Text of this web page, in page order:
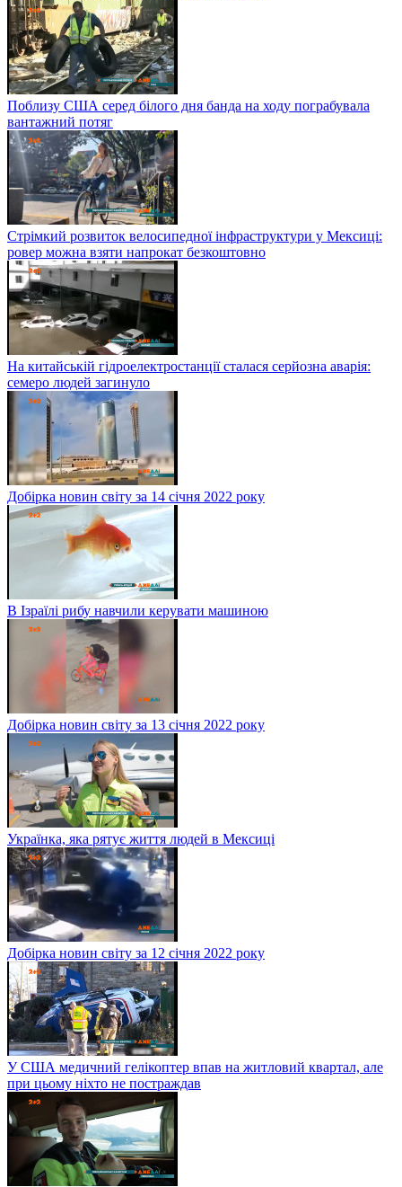
Поблизу США серед білого дня банда на ходу пограбувала
вантажний потяг
Стрімкий розвиток велосипедної інфраструктури у Мексиці:
ровер можна взяти напрокат безкоштовно
На китайській гідроелектростанції сталася серйозна аварія:
семеро людей загинуло
Добірка новин світу за 14 січня 2022 року
В Ізраїлі рибу навчили керувати машиною
Добірка новин світу за 13 січня 2022 року
Українка, яка рятує життя людей в Мексиці
Добірка новин світу за 12 січня 2022 року
У США медичний гелікоптер впав на житловий квартал, але
при цьому ніхто не постраждав